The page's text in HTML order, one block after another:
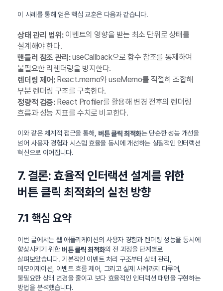
이 사례를 통해 얻은 핵심 교훈은 다음과 같습니다.
상태 관리 범위:이벤트의 영향을 받는 최소 단위로 상태를
설계해야 한다.
핸들러 참조 관리:useCallback으로 함수 참조를 통제하여
불필요한 리렌더링을 방지한다.
렌더링 제어:React.memo와 useMemo를 적절히 조합해
부분 렌더링 구조를 구축한다.
정량적 검증:React Profiler를 활용해 변경 전후의 렌더링
흐름과 성능 지표를 수치로 비교한다.
이와 같은 체계적 접근을 통해, 버튼 클릭 최적화는 단순한 성능 개선을
넘어 사용자 경험과 시스템 효율을 동시에 개선하는 실질적인 인터랙션
혁신으로 이어집니다.
7. 결론: 효율적 인터랙션 설계를 위한
버튼 클릭 최적화의 실천 방향
7.1 핵심 요약
이번 글에서는 웹 애플리케이션의 사용자 경험과 렌더링 성능을 동시에
향상시키기 위한 버튼 클릭 최적화의 전 과정을 단계별로
살펴보았습니다. 기본적인 이벤트 처리 구조부터 상태 관리,
메모이제이션, 이벤트 흐름 제어, 그리고 실제 사례까지 다루며,
불필요한 상태 변경을 줄이고 보다 효율적인 인터랙션 패턴을 구현하는
방법을 분석했습니다.